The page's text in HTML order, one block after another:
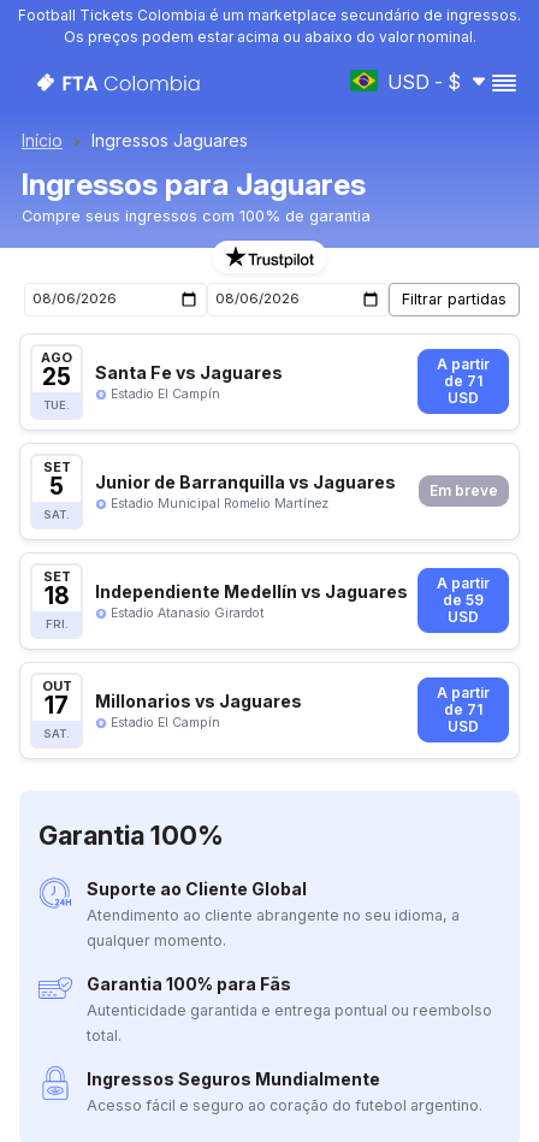
Football Tickets Colombia é um marketplace secundário de ingressos.
Os preços podem estar acima ou abaixo do valor nominal.
USD - $
Início Ingressos Jaguares
Ingressos para Jaguares
Compre seus ingressos com 100% de garantia
Ingressos para o próximo jogo de Jaguares
AGO
25
TUE.
Santa Fe vs Jaguares
Estadio El Campín
A partir
de 71
USD
SET
5
SAT.
Junior de Barranquilla vs Jaguares
Estadio Municipal Romelio Martínez
Em breve
SET
18
FRI.
Independiente Medellín vs Jaguares
Estadio Atanasio Girardot
A partir
de 59
USD
OUT
17
SAT.
Millonarios vs Jaguares
Estadio El Campín
A partir
de 71
USD
Garantia 100%
Suporte ao Cliente Global
Atendimento ao cliente abrangente no seu idioma, a
qualquer momento.
Garantia 100% para Fãs
Autenticidade garantida e entrega pontual ou reembolso
total.
Ingressos Seguros Mundialmente
Acesso fácil e seguro ao coração do futebol argentino.